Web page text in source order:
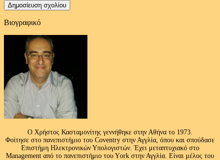
Βιογραφικό
Ο Χρήστος Κασταμονίτης γεννήθηκε στην Αθήνα το 1973.
Φοίτησε στο πανεπιστήμιο του Coventry στην Αγγλία, όπου και σπούδασε
Επιστήμη Ηλεκτρονικών Υπολογιστών. Έχει μεταπτυχιακό στο
Management από το πανεπιστήμιο του Υork στην Αγγλία. Είναι μέλος του